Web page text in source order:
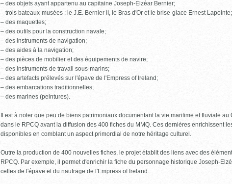
– des objets ayant appartenu au capitaine Joseph-Elzéar Bernier;
– trois bateaux-musées : le J.E. Bernier II, le Bras d'Or et le brise-glace Ernest Lapointe;
– des maquettes;
– des outils pour la construction navale;
– des instruments de navigation;
– des aides à la navigation;
– des pièces de mobilier et des équipements de navire;
– des instruments de travail sous-marins;
– des artefacts prélevés sur l'épave de l'Empress of Ireland;
– des embarcations traditionnelles;
– des marines (peintures).
Il est à noter que peu de biens patrimoniaux documentant la vie maritime et fluviale au
dans le RPCQ avant la diffusion des 400 fiches du MMQ. Ces dernières enrichissent
disponibles en comblant un aspect primordial de notre héritage culturel.
Outre la production de 400 nouvelles fiches, le projet établit des liens avec des
RPCQ. Par exemple, il permet d'enrichir la fiche du personnage historique Joseph-
celles de l'épave et du naufrage de l'Empress of Ireland.